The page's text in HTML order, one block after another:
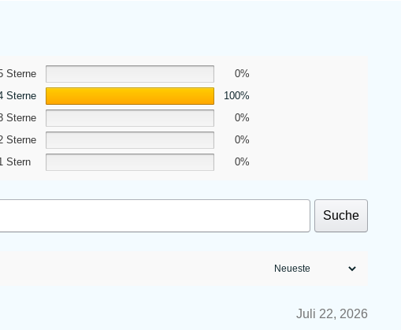
Sterne
0%
Sterne
100%
Sterne
0%
Sterne
0%
Stern
0%
Suche
Juli 22, 2026